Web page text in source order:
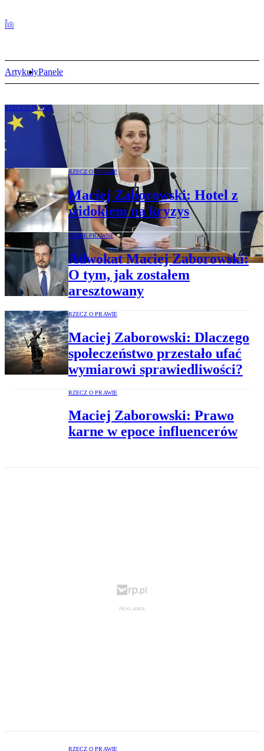
ArtykułyPanele
RZECZ O PRAWIE
Maciej Zaborowski: Czas próby nowego
RPO
RZECZ O PRAWIE
Maciej Zaborowski: Hotel z
widokiem na kryzys
OPINIE PRAWNE
Adwokat Maciej Zaborowski:
O tym, jak zostałem
aresztowany
RZECZ O PRAWIE
Maciej Zaborowski: Dlaczego
społeczeństwo przestało ufać
wymiarowi sprawiedliwości?
RZECZ O PRAWIE
Maciej Zaborowski: Prawo
karne w epoce influencerów
RZECZ O PRAWIE